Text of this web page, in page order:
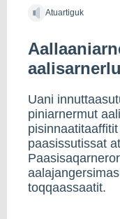
Atuartiguk
aalisarnerlu
Uani
piniarnermut
paasissutissat
toqqaassaatit.